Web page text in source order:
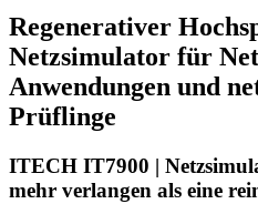
Regenerativer
Netzsimulator für
Anwendungen und
Prüflinge
ITECH IT7900 |
mehr verlangen als eine